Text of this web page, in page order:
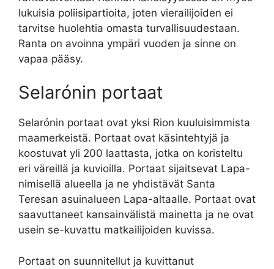
lukuisia poliisipartioita, joten vierailijoiden ei
tarvitse huolehtia omasta turvallisuudestaan.
Ranta on avoinna ympäri vuoden ja sinne on
vapaa pääsy.
Selarónin portaat
Selarónin portaat ovat yksi Rion kuuluisimmista
maamerkeistä. Portaat ovat käsintehtyjä ja
koostuvat yli 200 laattasta, jotka on koristeltu
eri väreillä ja kuvioilla. Portaat sijaitsevat Lapa-
nimisellä alueella ja ne yhdistävät Santa
Teresan asuinalueen Lapa-altaalle. Portaat ovat
saavuttaneet kansainvälistä mainetta ja ne ovat
usein se-kuvattu matkailijoiden kuvissa.
Portaat on suunnitellut ja kuvittanut